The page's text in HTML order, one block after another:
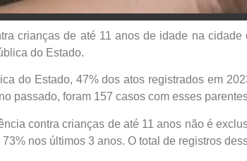
crianças de até 11 anos de idade na
do Estado.
do Estado, 47% dos atos registrados em
passado, foram 157 casos com esses
contra crianças de até 11 anos não é
nos últimos 3 anos. O total de registros